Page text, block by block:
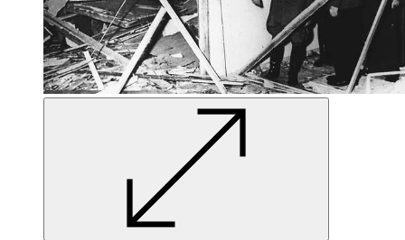
Nähe des Bendlerblocks, dem Sitz des Oberkommandos der
Wehrmacht, bilden. Die Heeresfeuerwerkerschule und die
HeereswaffenmeisterschuleinTreptow konnte Feldwebel
der
Ausbildung bereitstellen, fronterfahren, aber nicht motorisiert; sie
sollten daher möglicherweise per Straßenbahn anmarschieren.
Zahlenmäßig von geringer Stärke, unterstanden beide der
Standortkommandantur. Ihr Auftragwardie Sicherung des Berliner
Stadtschlosses und der daneben liegenden Standortkommandantur.
Unter Führung des Wehrkreiskommandos III und erst nach
längerem Anmarsch, vermutlich sogar erst am nächsten Tag
die Ersatzbrigade „Großdeutschland“
rund 7000‑8000 Mann. Ihre Einsatzbereitschaft
überprüft worden. Sie konnte innerhalb von 12 Stunden den Sender
Herzberg, den Sender Königs Wusterhausen, den Flugplatz